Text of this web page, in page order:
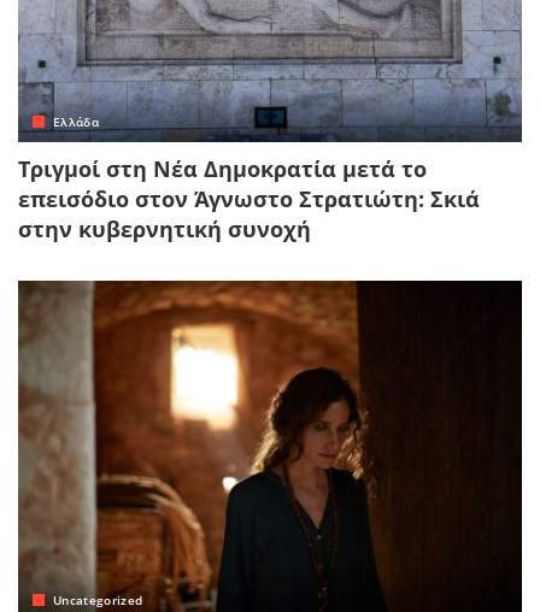
Ελλάδα
Τριγμοί στη Νέα Δημοκρατία μετά το
επεισόδιο στον Άγνωστο Στρατιώτη: Σκιά
στην κυβερνητική συνοχή
Uncategorized